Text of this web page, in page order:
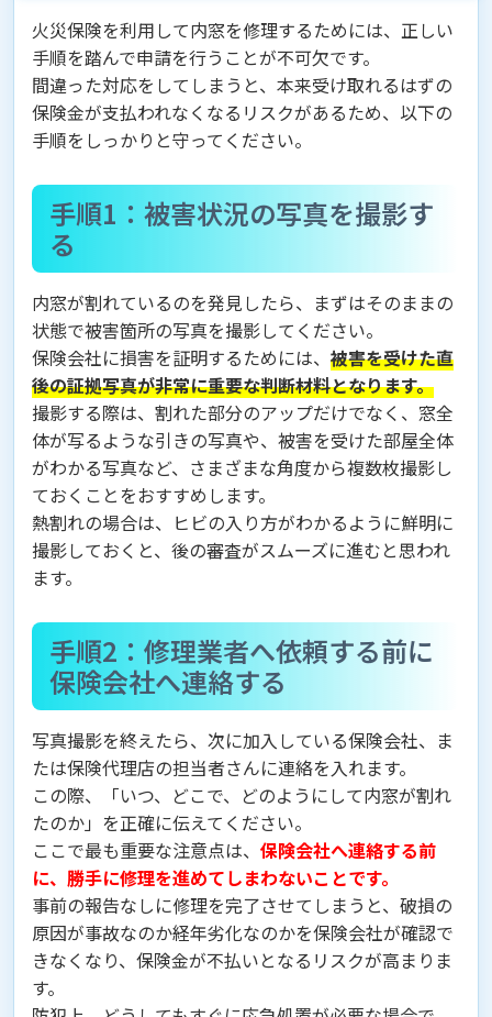
火災保険を利用して内窓を修理するためには、正しい
手順を踏んで申請を行うことが不可欠です。
間違った対応をしてしまうと、本来受け取れるはずの
保険金が支払われなくなるリスクがあるため、以下の
手順をしっかりと守ってください。
手順1：被害状況の写真を撮影す
る
内窓が割れているのを発見したら、まずはそのままの
状態で被害箇所の写真を撮影してください。
保険会社に損害を証明するためには、 被害を受けた直
後の証拠写真が非常に重要な判断材料となります。
撮影する際は、割れた部分のアップだけでなく、窓全
体が写るような引きの写真や、被害を受けた部屋全体
がわかる写真など、さまざまな角度から複数枚撮影し
ておくことをおすすめします。
熱割れの場合は、ヒビの入り方がわかるように鮮明に
撮影しておくと、後の審査がスムーズに進むと思われ
ます。
手順2：修理業者へ依頼する前に
保険会社へ連絡する
写真撮影を終えたら、次に加入している保険会社、ま
たは保険代理店の担当者さんに連絡を入れます。
この際、「いつ、どこで、どのようにして内窓が割れ
たのか」を正確に伝えてください。
ここで最も重要な注意点は、 保険会社へ連絡する前
に、勝手に修理を進めてしまわないことです。
事前の報告なしに修理を完了させてしまうと、破損の
原因が事故なのか経年劣化なのかを保険会社が確認で
きなくなり、保険金が不払いとなるリスクが高まりま
す。